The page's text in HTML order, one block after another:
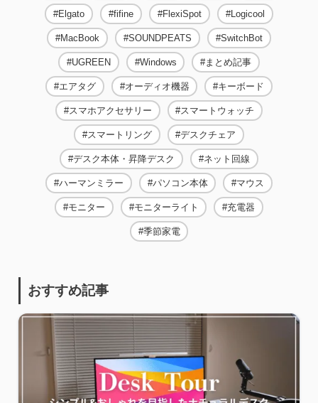
Elgato fifine FlexiSpot Logicool
MacBook SOUNDPEATS SwitchBot
UGREEN Windows まとめ記事
エアタグ オーディオ機器 キーボード
スマホアクセサリー スマートウォッチ
スマートリング デスクチェア
デスク本体・昇降デスク ネット回線
ハーマンミラー パソコン本体 マウス
モニター モニターライト 充電器
季節家電
おすすめ記事